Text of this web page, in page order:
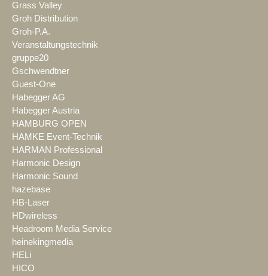
Grass Valley
Groh Distribution
Groh-P.A.
Veranstaltungstechnik
gruppe20
Gschwendtner
Guest-One
Habegger AG
Habegger Austria
HAMBURG OPEN
HAMKE Event-Technik
HARMAN Professional
Harmonic Design
Harmonic Sound
hazebase
HB-Laser
HDwireless
Headroom Media Service
heinekingmedia
HELi
HICO